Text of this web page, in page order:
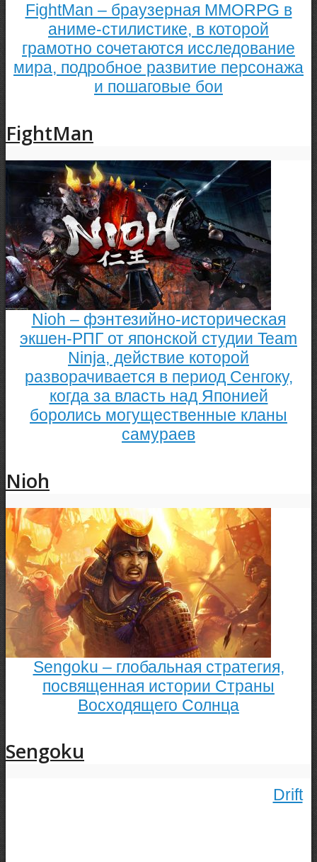
FightMan – браузерная MMORPG в
аниме-стилистике, в которой
грамотно сочетаются исследование
мира, подробное развитие персонажа
и пошаговые бои
FightMan
Nioh – фэнтезийно-историческая
экшен-РПГ от японской студии Team
Ninja, действие которой
разворачивается в период Сенгоку,
когда за власть над Японией
боролись могущественные кланы
самураев
Nioh
Sengoku – глобальная стратегия,
посвященная истории Страны
Восходящего Солнца
Sengoku
Drift